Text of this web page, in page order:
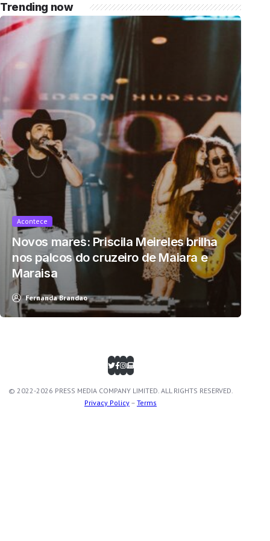
v=mdZzgrZTxoU […]
Trending now
Acontece
Novos mares: Priscila Meireles brilha
nos palcos do cruzeiro de Maiara e
Maraisa
Fernanda Brandao
© 2022-2026 PRESS MEDIA COMPANY LIMITED. ALL RIGHTS RESERVED.
Privacy Policy – Terms